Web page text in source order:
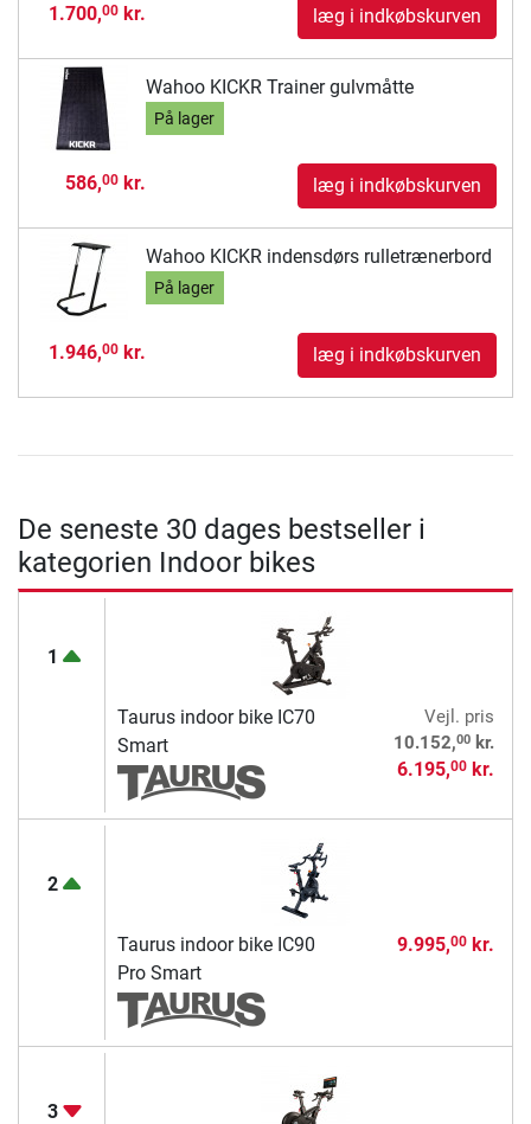
1.700,00kr. læg i indkøbskurven
Wahoo KICKR Trainer gulvmåtte
På lager
586,00kr. læg i indkøbskurven
Wahoo KICKR indensdørs rulletrænerbord
På lager
1.946,00kr. læg i indkøbskurven
De seneste 30 dages bestseller i
kategorien Indoor bikes
1
Taurus indoor bike IC70
Smart
Vejl. pris
10.152,00kr.
6.195,00kr.
2
Taurus indoor bike IC90
Pro Smart
9.995,00kr.
3